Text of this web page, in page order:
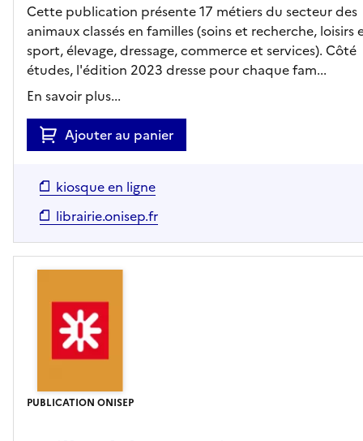
Cette publication présente 17 métiers du secteur des
animaux classés en familles (soins et recherche, loisirs
sport, élevage, dressage, commerce et services). Côté
études, l'édition 2023 dresse pour chaque fam...
En savoir plus...
Ajouter au panier
kiosque en ligne
librairie.onisep.fr
PUBLICATION ONISEP